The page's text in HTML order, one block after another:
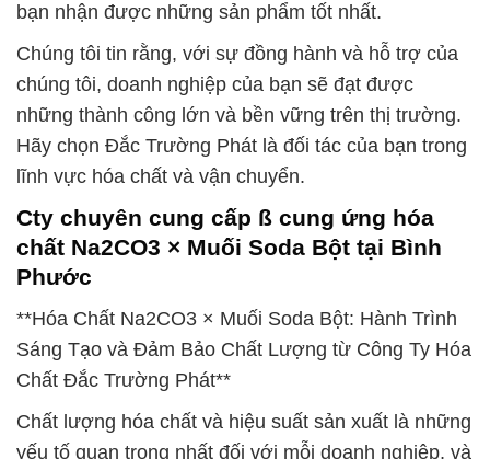
bạn nhận được những sản phẩm tốt nhất.
Chúng tôi tin rằng, với sự đồng hành và hỗ trợ của
chúng tôi, doanh nghiệp của bạn sẽ đạt được
những thành công lớn và bền vững trên thị trường.
Hãy chọn Đắc Trường Phát là đối tác của bạn trong
lĩnh vực hóa chất và vận chuyển.
Cty chuyên cung cấp ß cung ứng hóa
chất Na2CO3 × Muối Soda Bột tại Bình
Phước
**Hóa Chất Na2CO3 × Muối Soda Bột: Hành Trình
Sáng Tạo và Đảm Bảo Chất Lượng từ Công Ty Hóa
Chất Đắc Trường Phát**
Chất lượng hóa chất và hiệu suất sản xuất là những
yếu tố quan trọng nhất đối với mỗi doanh nghiệp, và